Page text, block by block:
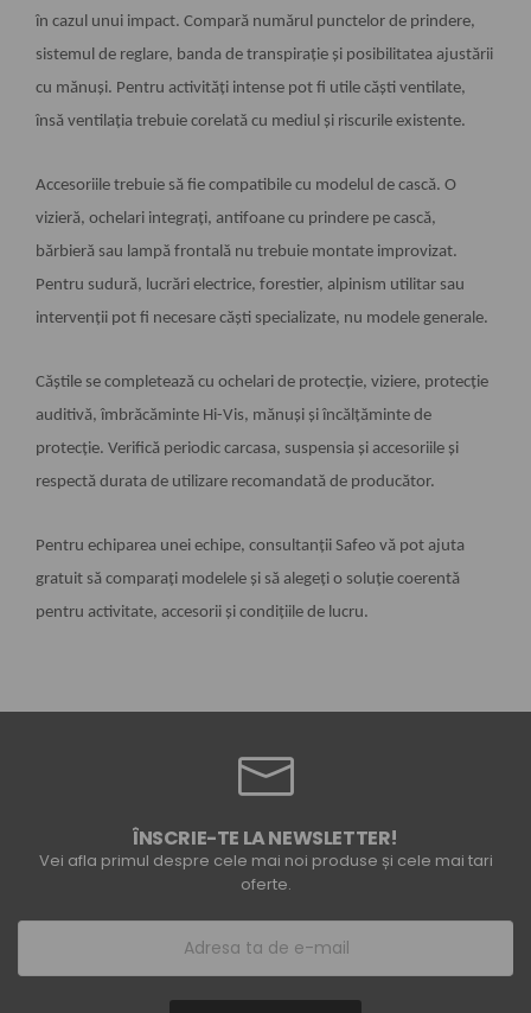
în cazul unui impact. Compară numărul punctelor de prindere,
sistemul de reglare, banda de transpirație și posibilitatea ajustării
cu mănuși. Pentru activități intense pot fi utile căști ventilate,
însă ventilația trebuie corelată cu mediul și riscurile existente.
Accesoriile trebuie să fie compatibile cu modelul de cască. O
vizieră, ochelari integrați, antifoane cu prindere pe cască,
bărbieră sau lampă frontală nu trebuie montate improvizat.
Pentru sudură, lucrări electrice, forestier, alpinism utilitar sau
intervenții pot fi necesare căști specializate, nu modele generale.
Căștile se completează cu ochelari de protecție, viziere, protecție
auditivă, îmbrăcăminte Hi-Vis, mănuși și încălțăminte de
protecție. Verifică periodic carcasa, suspensia și accesoriile și
respectă durata de utilizare recomandată de producător.
Pentru echiparea unei echipe, consultanții Safeo vă pot ajuta
gratuit să comparați modelele și să alegeți o soluție coerentă
pentru activitate, accesorii și condițiile de lucru.
ÎNSCRIE-TE LA NEWSLETTER!
Vei afla primul despre cele mai noi produse și cele mai tari
oferte.